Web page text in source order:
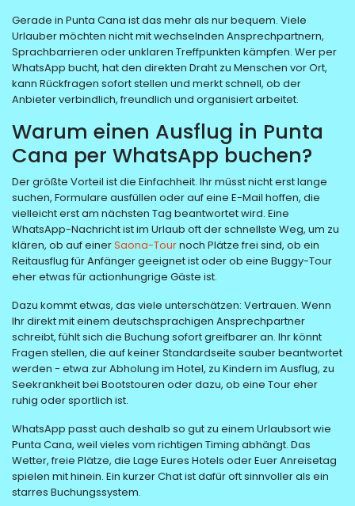
Gerade in Punta Cana ist das mehr als nur bequem. Viele
Urlauber möchten nicht mit wechselnden Ansprechpartnern,
Sprachbarrieren oder unklaren Treffpunkten kämpfen. Wer per
WhatsApp bucht, hat den direkten Draht zu Menschen vor Ort,
kann Rückfragen sofort stellen und merkt schnell, ob der
Anbieter verbindlich, freundlich und organisiert arbeitet.
Warum einen Ausflug in Punta
Cana per WhatsApp buchen?
Der größte Vorteil ist die Einfachheit. Ihr müsst nicht erst lange
suchen, Formulare ausfüllen oder auf eine E-Mail hoffen, die
vielleicht erst am nächsten Tag beantwortet wird. Eine
WhatsApp-Nachricht ist im Urlaub oft der schnellste Weg, um zu
klären, ob auf einerSaona-Tournoch Plätze frei sind, ob ein
Reitausflug für Anfänger geeignet ist oder ob eine Buggy-Tour
eher etwas für actionhungrige Gäste ist.
Dazu kommt etwas, das viele unterschätzen: Vertrauen. Wenn
Ihr direkt mit einem deutschsprachigen Ansprechpartner
schreibt, fühlt sich die Buchung sofort greifbarer an. Ihr könnt
Fragen stellen, die auf keiner Standardseite sauber beantwortet
werden - etwa zur Abholung im Hotel, zu Kindern im Ausflug, zu
Seekrankheit bei Bootstouren oder dazu, ob eine Tour eher
ruhig oder sportlich ist.
WhatsApp passt auch deshalb so gut zu einem Urlaubsort wie
Punta Cana, weil vieles vom richtigen Timing abhängt. Das
Wetter, freie Plätze, die Lage Eures Hotels oder Euer Anreisetag
spielen mit hinein. Ein kurzer Chat ist dafür oft sinnvoller als ein
starres Buchungssystem.